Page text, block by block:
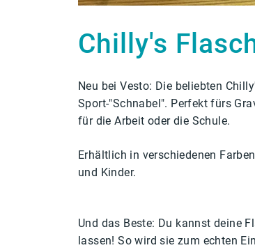
Chilly's
Neu bei Vesto: Die beliebten
Sport-"Schnabel". Perfekt fürs
für die Arbeit oder die Schule.
Erhältlich in verschiedenen
und Kinder.
Und das Beste: Du kannst deine
lassen! So wird sie zum echten